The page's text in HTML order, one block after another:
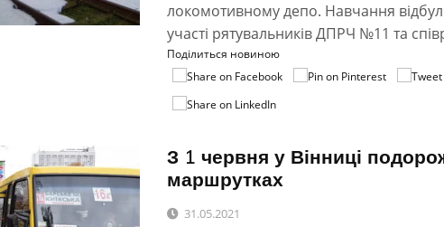
локомотивному депо. Навчання
участі рятувальників ДПРЧ №11 та
Поділиться новиною
З 1 червня у Вінниці
маршрутках
31.05.2021